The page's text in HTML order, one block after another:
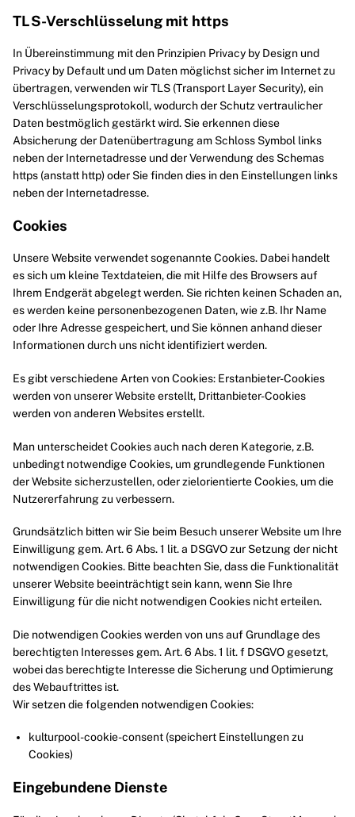
TLS-Verschlüsselung mit https
In Übereinstimmung mit den Prinzipien Privacy by Design und
Privacy by Default und um Daten möglichst sicher im Internet zu
übertragen, verwenden wir TLS (Transport Layer Security), ein
Verschlüsselungsprotokoll, wodurch der Schutz vertraulicher
Daten bestmöglich gestärkt wird. Sie erkennen diese
Absicherung der Datenübertragung am Schloss Symbol links
neben der Internetadresse und der Verwendung des Schemas
https (anstatt http) oder Sie finden dies in den Einstellungen links
neben der Internetadresse.
Cookies
Unsere Website verwendet sogenannte Cookies. Dabei handelt
es sich um kleine Textdateien, die mit Hilfe des Browsers auf
Ihrem Endgerät abgelegt werden. Sie richten keinen Schaden an,
es werden keine personenbezogenen Daten, wie z.B. Ihr Name
oder Ihre Adresse gespeichert, und Sie können anhand dieser
Informationen durch uns nicht identifiziert werden.
Es gibt verschiedene Arten von Cookies: Erstanbieter-Cookies
werden von unserer Website erstellt, Drittanbieter-Cookies
werden von anderen Websites erstellt.
Man unterscheidet Cookies auch nach deren Kategorie, z.B.
unbedingt notwendige Cookies, um grundlegende Funktionen
der Website sicherzustellen, oder zielorientierte Cookies, um die
Nutzererfahrung zu verbessern.
Grundsätzlich bitten wir Sie beim Besuch unserer Website um Ihre
Einwilligung gem. Art. 6 Abs. 1 lit. a DSGVO zur Setzung der nicht
notwendigen Cookies. Bitte beachten Sie, dass die Funktionalität
unserer Website beeinträchtigt sein kann, wenn Sie Ihre
Einwilligung für die nicht notwendigen Cookies nicht erteilen.
Die notwendigen Cookies werden von uns auf Grundlage des
berechtigten Interesses gem. Art. 6 Abs. 1 lit. f DSGVO gesetzt,
wobei das berechtigte Interesse die Sicherung und Optimierung
des Webauftrittes ist.
Wir setzen die folgenden notwendigen Cookies:
kulturpool-cookie-consent (speichert Einstellungen zu
Cookies)
Eingebundene Dienste